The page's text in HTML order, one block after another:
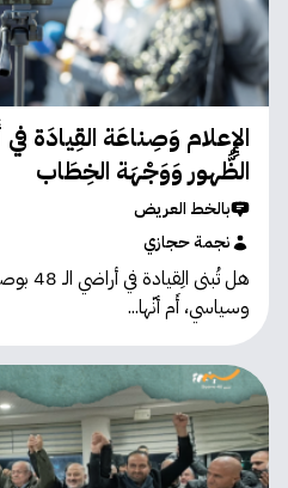
الظُّهور وَوَجْهَة الخِطَاب
بالخط العريض
نجمة حجازي
هل تُبنى
وسياسي، أَم أنّها...